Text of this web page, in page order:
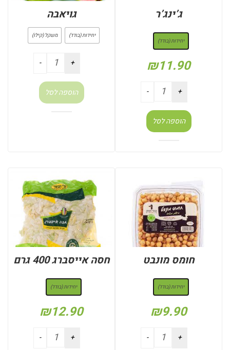
ג’ינג’ר
יחידות (בודד)
₪11.90
הוספה לסל
גויאבה
יחידות (בודד) משקל (קילו)
הוספה לסל
חומס מונבט
יחידות (בודד)
₪9.90
חסה אייסברג 400 גרם
יחידות (בודד)
₪12.90